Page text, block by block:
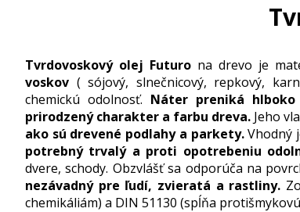
Tvrdovoskový olej Futuro na drevo je
voskov ( sójový, slnečnicový, repkový,
chemickú odolnosť. Náter preniká
prirodzený charakter a farbu dreva. Jeho
ako sú drevené podlahy a parkety.Vhodný
potrebný trvalý a proti opotrebeniu
dvere, schody. Obzvlášť sa odporúča na
nezávadný pre ľudí, zvieratá a rastliny.
chemikáliám) a DIN 51130 (spĺňa